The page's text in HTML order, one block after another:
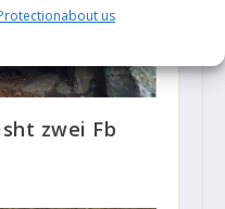
about us
zwei Fb